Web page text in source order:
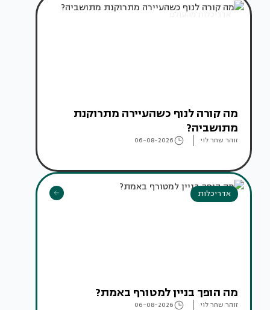
אדריכלות מהעולם
מה קורה לנוף כשהעיירה מתרוקנת
מתושביה?
זוהר שחר לוי 06-08-2026
אדריכלות
מה הופך בניין למטורף באמת?
זוהר שחר לוי 06-08-2026